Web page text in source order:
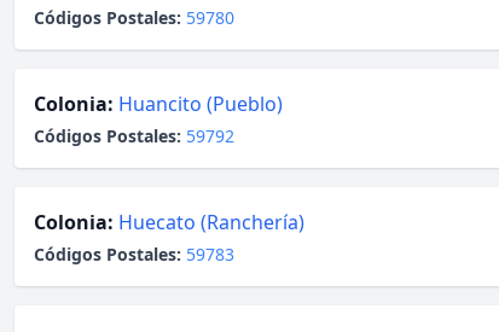
Códigos Postales: 59780
Colonia: Huancito (Pueblo)
Códigos Postales: 59792
Colonia: Huecato (Ranchería)
Códigos Postales: 59783